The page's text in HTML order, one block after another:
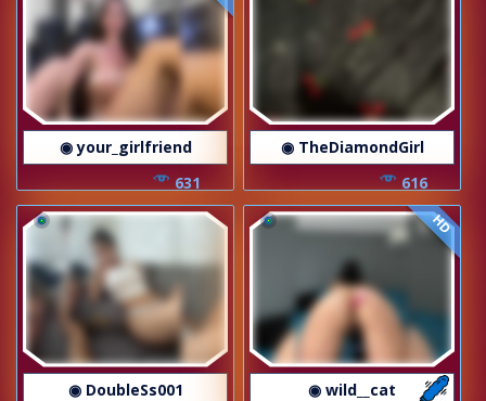
◉ your_girlfriend
631
◉ TheDiamondGirl
616
◉ DoubleSs001
HD
◉ wild__cat